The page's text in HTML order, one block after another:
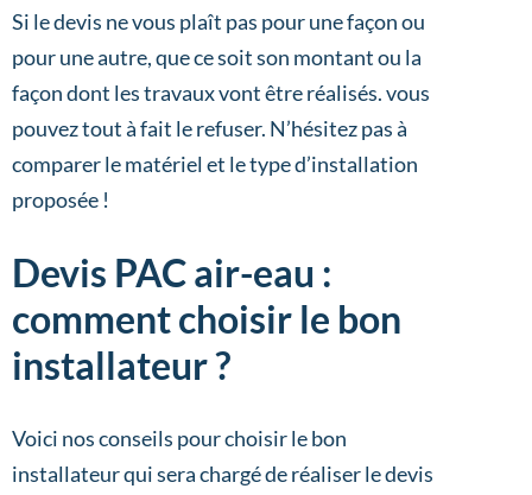
Si le devis ne vous plaît pas pour une façon ou
pour une autre, que ce soit son montant ou la
façon dont les travaux vont être réalisés. vous
pouvez tout à fait le refuser. N’hésitez pas à
comparer le matériel et le type d’installation
proposée !
Devis PAC air-eau :
comment choisir le bon
installateur ?
Voici nos conseils pour choisir le bon
installateur qui sera chargé de réaliser le devis